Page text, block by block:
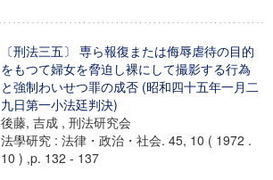
〔刑法三五〕 専ら報復または侮辱虐待の目的
をもつて婦女を脅迫し裸にして撮影する行為
と強制わいせつ罪の成否 (昭和四十五年一月二
九日第一小法廷判決)
後藤, 吉成 , 刑法研究会
法學研究 : 法律・政治・社会. 45, 10 ( 1972 .
10 ) ,p. 132 - 137